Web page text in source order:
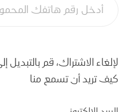
لإلغاء الاشتراك، قم بالتبديل
كيف تريد أن تسمع منا